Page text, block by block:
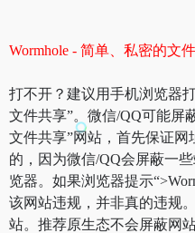
Wormhole - 简单、私密的文
打不开？建议用手机浏览器
文件共享”。微信/QQ可能屏
文件共享”网站，首先保证
的，因为微信/QQ会屏蔽一
览器。如果浏览器提示
该网站违规，并非真的违规
站。推荐原生态不会屏蔽网